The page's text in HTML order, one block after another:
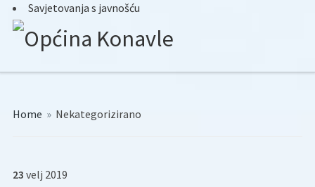
Savjetovanja s javnošću
Home » Nekategorizirano
23 velj 2019